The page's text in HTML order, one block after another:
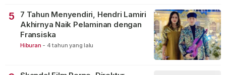
5
7 Tahun Menyendiri, Hendri Lamiri
Akhirnya Naik Pelaminan dengan
Fransiska
Hiburan - 4 tahun yang lalu